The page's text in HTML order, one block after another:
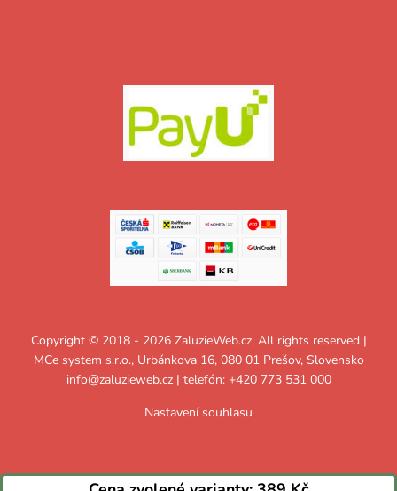
Copyright © 2018 - 2026 ZaluzieWeb.cz, All rights reserved |
MCe system s.r.o., Urbánkova 16, 080 01 Prešov, Slovensko
info@zaluzieweb.cz| telefón: +420 773 531 000
Nastavení souhlasu